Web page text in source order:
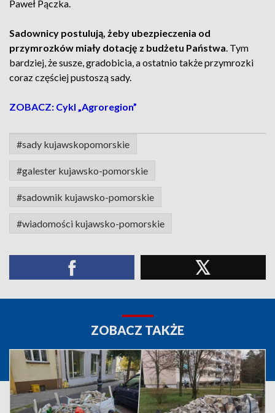
Paweł Pączka.
Sadownicy postulują, żeby ubezpieczenia od
przymrozków miały dotację z budżetu Państwa. Tym
bardziej, że susze, gradobicia, a ostatnio także przymrozki
coraz częściej pustoszą sady.
ZOBACZ: Cykl „Agroregion”
#sady kujawskopomorskie
#galester kujawsko-pomorskie
#sadownik kujawsko-pomorskie
#wiadomości kujawsko-pomorskie
ZOBACZ TAKŻE